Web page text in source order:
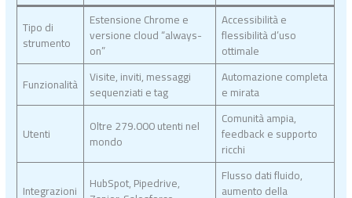
Tipo di
strumento
Estensione Chrome e
versione cloud “always-
on”
Accessibilità e
flessibilità d’uso
ottimale
Funzionalità Visite, inviti, messaggi
sequenziati e tag
Automazione completa
e mirata
Utenti Oltre 279.000 utenti nel
mondo
Comunità ampia,
feedback e supporto
ricchi
Integrazioni HubSpot, Pipedrive, Flusso dati fluido,
aumento della